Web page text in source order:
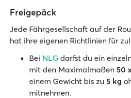
Freigepäck
Jede Fährgesellschaft auf der
hat ihre eigenen Richtlinien für
Bei NLG darfst du ein
mit den Maximalmaßen 50
einem Gewicht bis zu 5 kg
mitnehmen.